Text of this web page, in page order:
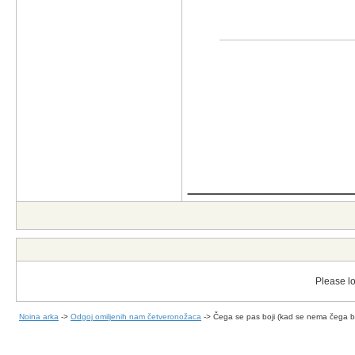
Please
Noina arka -> Odgoj omiljenih nam četveronožaca -> Čega se pas boji (kad se nema čega